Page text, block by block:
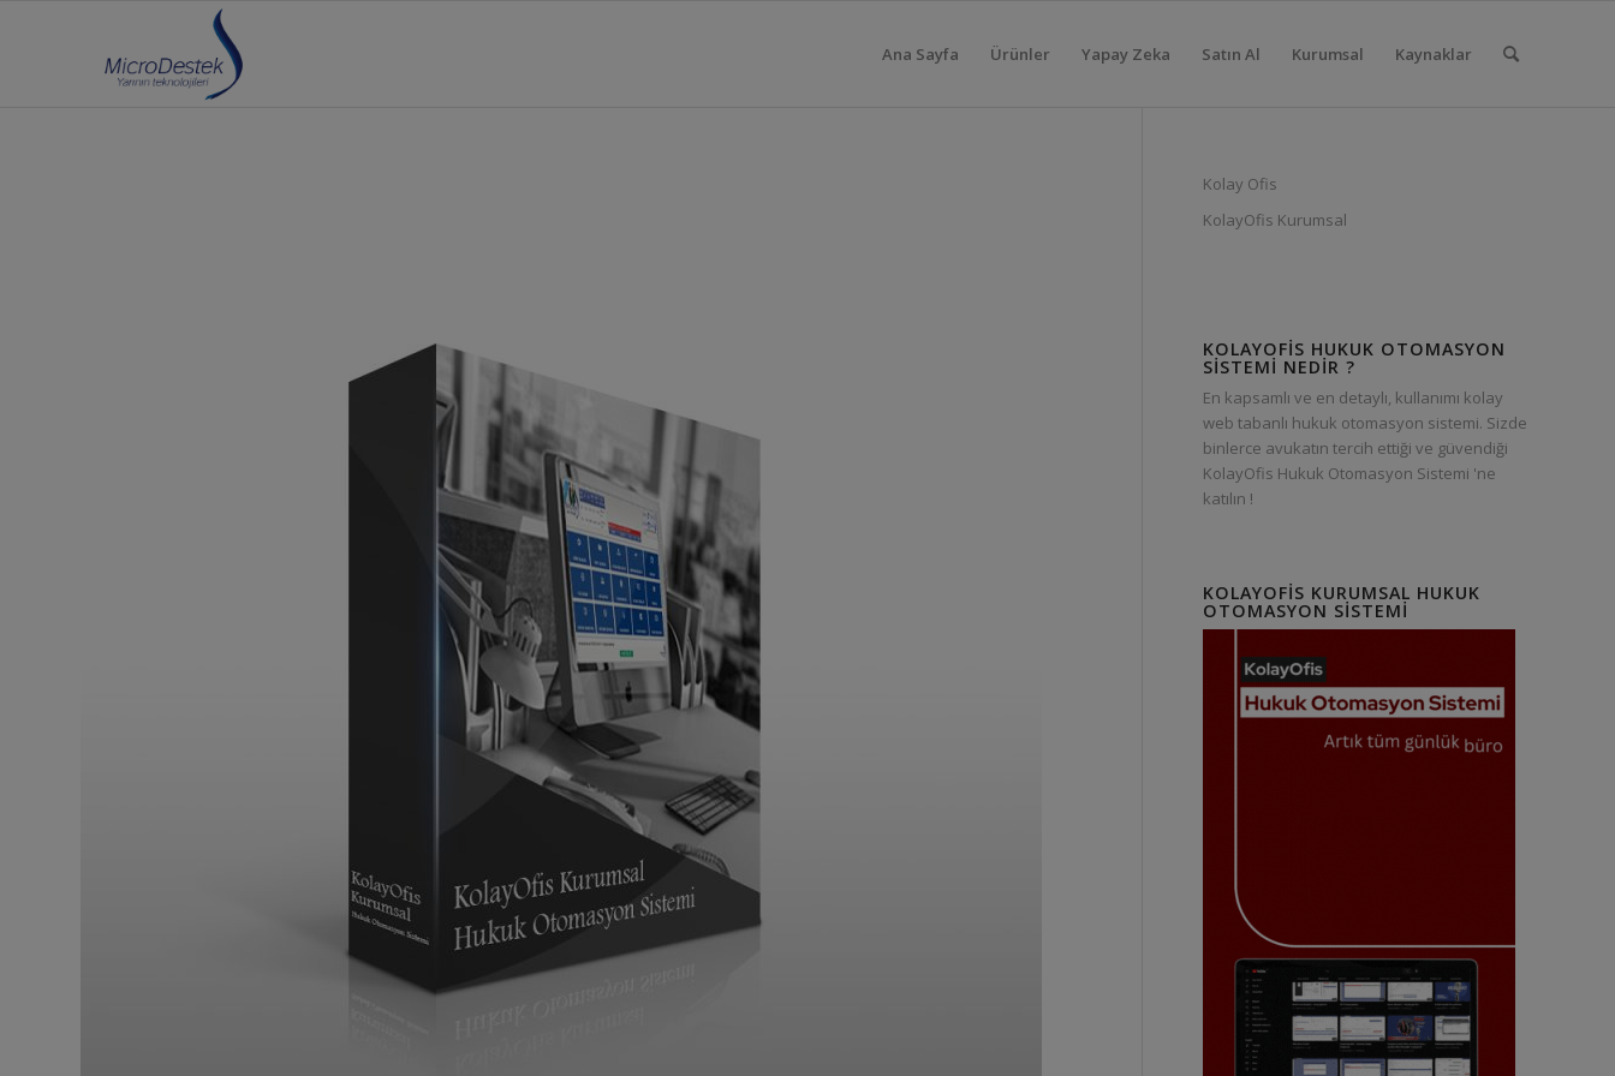
Ana Sayfa Ürünler Yapay Zeka Satın Al Kurumsal Kaynaklar
Kolay Ofis
KolayOfis Kurumsal
KOLAYOFIS HUKUK OTOMASYON
SISTEMI NEDIR ?
En kapsamlı ve en detaylı, kullanımı kolay
web tabanlı hukuk otomasyon sistemi. Sizde
binlerce avukatın tercih ettiği ve güvendiği
KolayOfis Hukuk Otomasyon Sistemi 'ne
katılın !
KOLAYOFIS KURUMSAL HUKUK
OTOMASYON SISTEMI